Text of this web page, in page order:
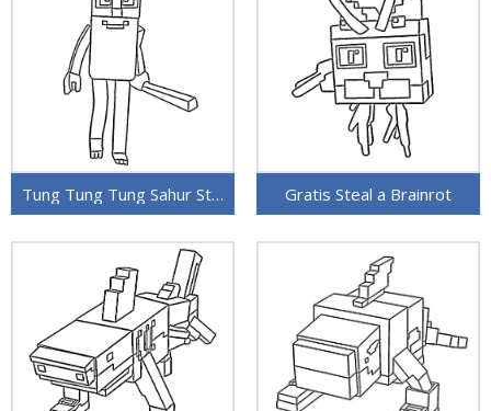
Tung Tung Tung Sahur Steal a Brainrot Gratis Steal a Brainrot